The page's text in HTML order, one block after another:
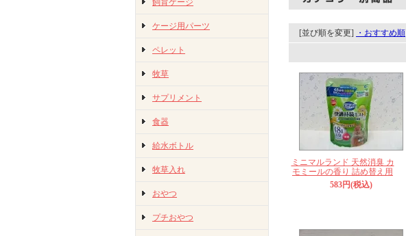
飼育ケージ
ケージ用パーツ
ペレット
牧草
サプリメント
食器
給水ボトル
牧草入れ
おやつ
プチおやつ
[並び順を変更] ・おすすめ順
ミニマルランド 天然消臭 カ
モミールの香り 詰め替え用
583円(税込)